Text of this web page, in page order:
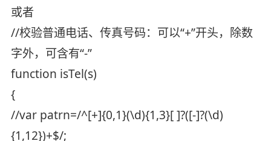
或者
//校验普通电话、传真号码：可以“+”开头，除数
字外，可含有“-”
function isTel(s)
{
//var patrn=/^[+]{0,1}(\d){1,3}[ ]?([-]?(\d)
{1,12})+$/;